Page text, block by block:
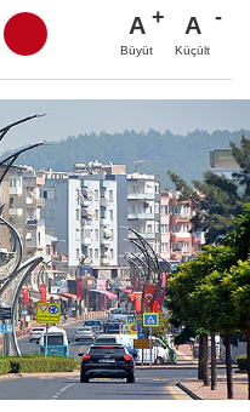
A
Büyüt
A
Küçült